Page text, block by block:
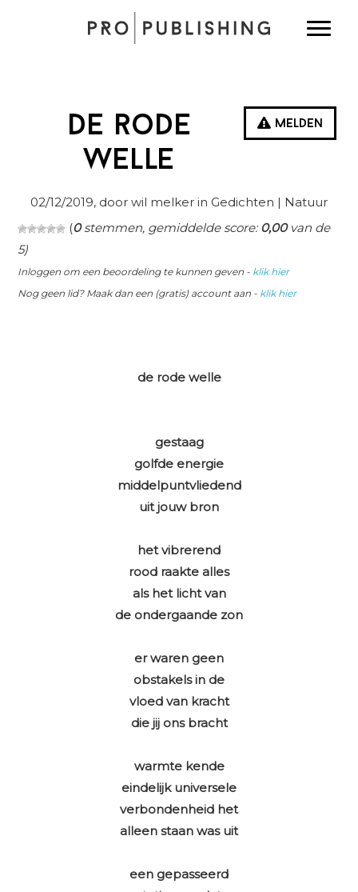
Melden
De rode
welle
02/12/2019, door wil melker in Gedichten | Natuur
(0stemmen, gemiddelde score:0,00van de
5)
Inloggen om een beoordeling te kunnen geven - klik hier
Nog geen lid? Maak dan een (gratis) account aan - klik hier
de rode welle
gestaag
golfde energie
middelpuntvliedend
uit jouw bron
het vibrerend
rood raakte alles
als het licht van
de ondergaande zon
er waren geen
obstakels in de
vloed van kracht
die jij ons bracht
warmte kende
eindelijk universele
verbondenheid het
alleen staan was uit
een gepasseerd